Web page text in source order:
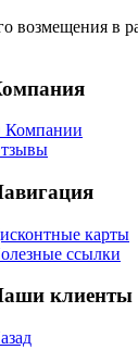
в
карты
ссылки
клиенты